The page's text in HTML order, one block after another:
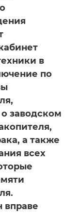
в
по
заводском
а также
всех
вправе